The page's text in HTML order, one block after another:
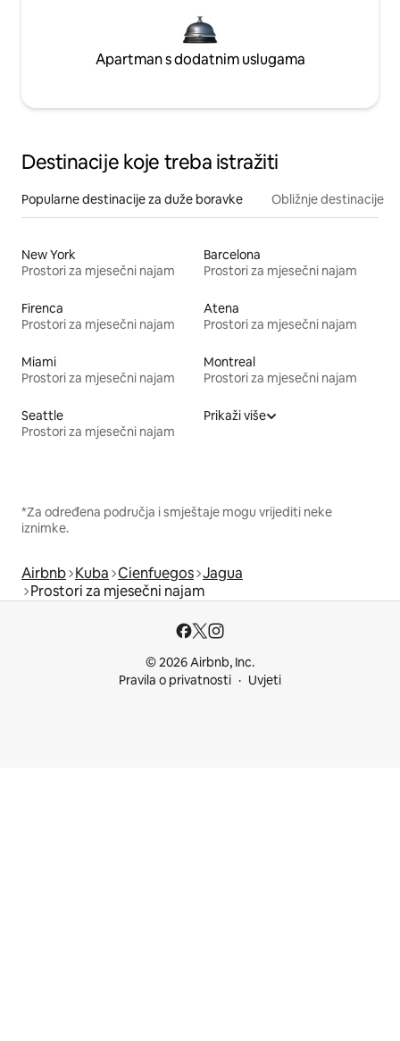
Apartman s dodatnim uslugama
Destinacije koje treba istražiti
Popularne destinacije za duže boravke Obližnje destinacije
New York
Prostori za mjesečni najam
Barcelona
Prostori za mjesečni najam
Firenca
Prostori za mjesečni najam
Atena
Prostori za mjesečni najam
Miami
Prostori za mjesečni najam
Montreal
Prostori za mjesečni najam
Seattle
Prostori za mjesečni najam
Prikaži više
*Za određena područja i smještaje mogu vrijediti neke
iznimke.
Airbnb Kuba Cienfuegos Jagua
Prostori za mjesečni najam
© 2026 Airbnb, Inc.
Pravila o privatnosti
Uvjeti